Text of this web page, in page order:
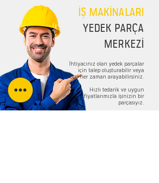
İŞ MAKİNALARI
YEDEK PARÇA
MERKEZİ
İhtiyacınız olan yedek parçalar
için talep oluşturabilir veya
bizi her zaman arayabilirsiniz.
Hızlı tedarik ve uygun
fiyatlarımızla işinizin bir
parçasıyız.